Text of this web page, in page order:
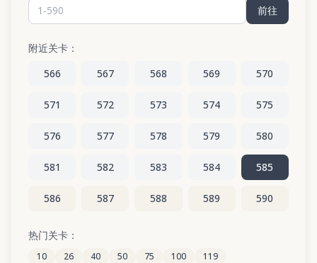
前往
附近关卡：
566
567 568 569 570
571 572 573 574 575
576 577 578 579 580
581 582 583 584 585
586 587 588 589 590
热门关卡：
10 26 40 50 75 100 119